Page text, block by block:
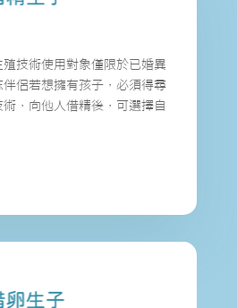
殖技術使用對象僅限於已婚異
侶若想擁有孩子，必須得尋
，向他人借精後，可選擇自